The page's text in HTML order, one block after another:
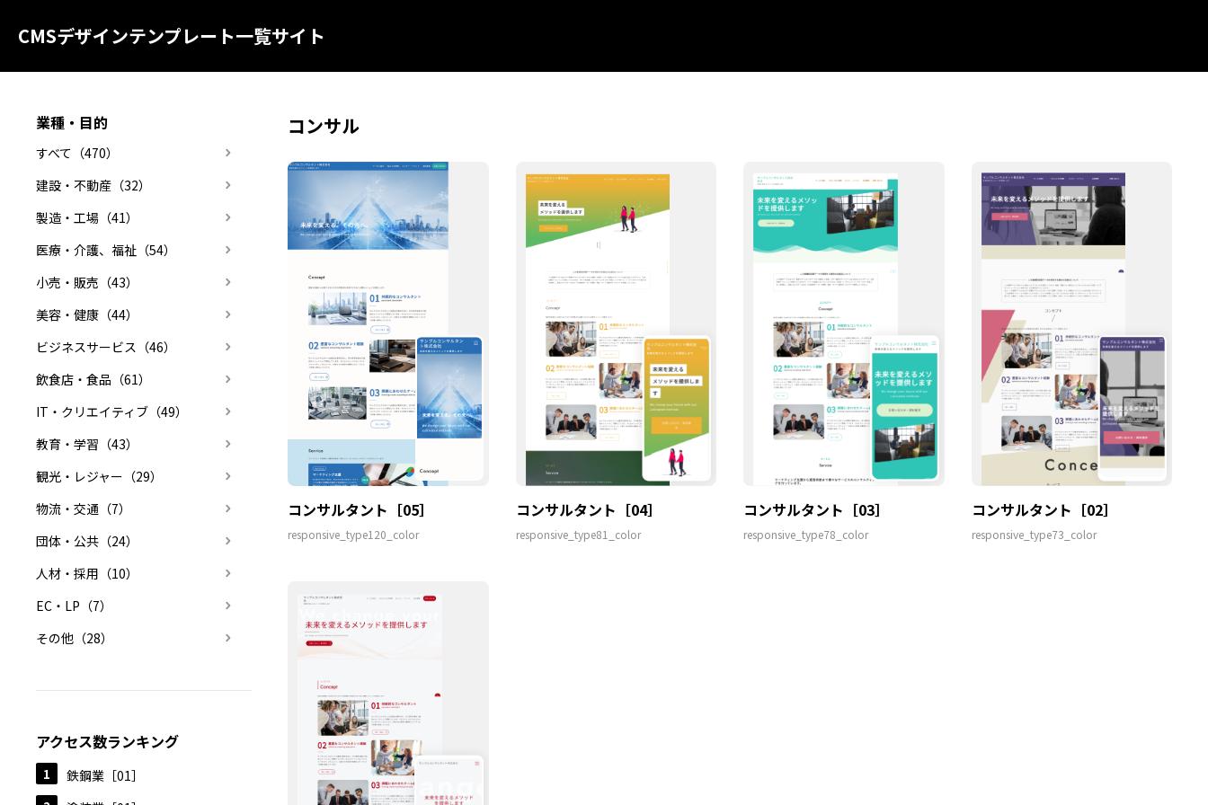
CMSデザインテンプレート一覧サイト
コンサル
コンサルタント［05］
responsive_type120_color
コンサルタント［04］
responsive_type81_color
コンサルタント［03］
responsive_type78_color
コンサルタント［02］
responsive_type73_color
業種・目的
すべて（470）
建設・不動産（32）
製造・工場（41）
医療・介護、福祉（54）
小売・販売（43）
美容・健康（44）
ビジネスサービス（46）
飲食店・食品（61）
IT・クリエイティブ（49）
教育・学習（43）
観光・レジャー（29）
物流・交通（7）
団体・公共（24）
人材・採用（10）
EC・LP（7）
その他（28）
アクセス数ランキング
鉄鋼業［01］